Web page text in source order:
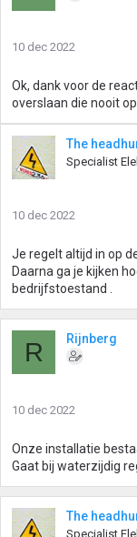
10 dec 2022
Ok, dank voor de
overslaan die nooit
The
Specialist
10 dec 2022
Je regelt altijd in op
Daarna ga je kijken
bedrijfstoestand .
R Rijnberg
10 dec 2022
Onze installatie
Gaat bij waterzijdig
The
Specialist